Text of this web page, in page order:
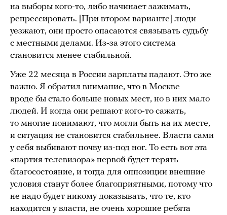
на выборы кого-то, либо начинает зажимать,
репрессировать. [При втором варианте] люди
уезжают, они просто опасаются связывать судьбу
с местными делами. Из-за этого система
становится менее стабильной.
Уже 22 месяца в России зарплаты падают. Это же
важно. Я обратил внимание, что в Москве
вроде бы стало больше новых мест, но в них мало
людей. И когда они решают кого-то сажать,
то многие понимают, что могли быть на их месте,
и ситуация не становится стабильнее. Власти сами
у себя выбивают почву из-под ног. То есть вот эта
«партия телевизора» первой будет терять
благосостояние, и тогда для оппозиции внешние
условия станут более благоприятными, потому что
не надо будет никому доказывать, что те, кто
находится у власти, не очень хорошие ребята